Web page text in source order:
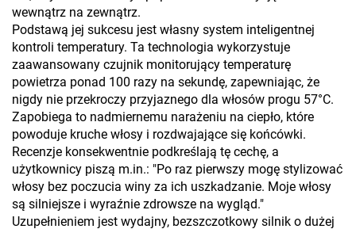
wewnątrz na zewnątrz.
Podstawą jej sukcesu jest własny system inteligentnej
kontroli temperatury. Ta technologia wykorzystuje
zaawansowany czujnik monitorujący temperaturę
powietrza ponad 100 razy na sekundę, zapewniając, że
nigdy nie przekroczy przyjaznego dla włosów progu 57°C.
Zapobiega to nadmiernemu narażeniu na ciepło, które
powoduje kruche włosy i rozdwajające się końcówki.
Recenzje konsekwentnie podkreślają tę cechę, a
użytkownicy piszą m.in.: "Po raz pierwszy mogę stylizować
włosy bez poczucia winy za ich uszkadzanie. Moje włosy
są silniejsze i wyraźnie zdrowsze na wygląd."
Uzupełnieniem jest wydajny, bezszczotkowy silnik o dużej